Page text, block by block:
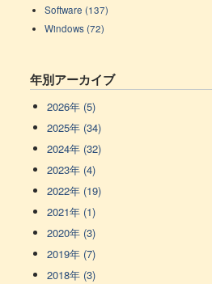
Software (137)
Windows (72)
年別アーカイブ
2026年 (5)
2025年 (34)
2024年 (32)
2023年 (4)
2022年 (19)
2021年 (1)
2020年 (3)
2019年 (7)
2018年 (3)